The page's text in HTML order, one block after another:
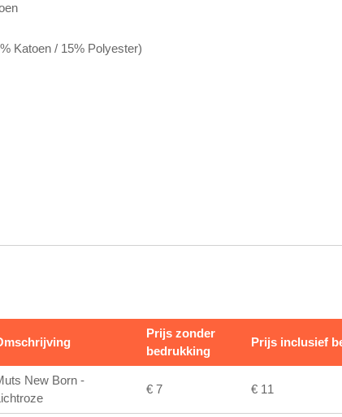
Katoen / 15% Polyester)
Prijs zonder
bedrukking
Prijs inclusief
New Born -
€ 7 € 11